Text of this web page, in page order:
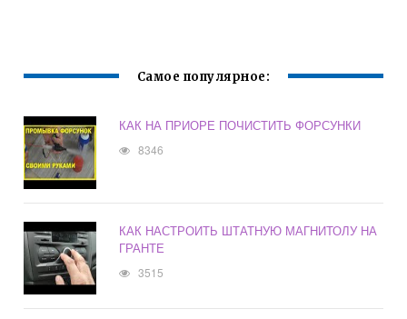
Самое популярное:
КАК НА ПРИОРЕ ПОЧИСТИТЬ ФОРСУНКИ
8346
КАК НАСТРОИТЬ ШТАТНУЮ МАГНИТОЛУ НА
ГРАНТЕ
3515